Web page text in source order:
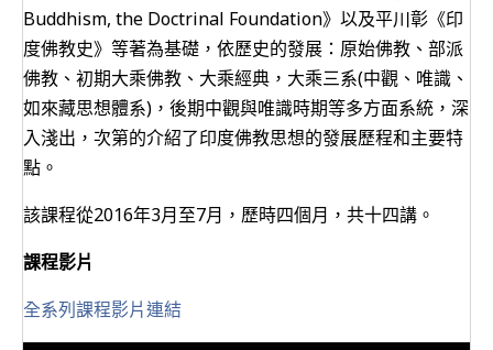
Buddhism, the Doctrinal Foundation》以及平川彰《印
度佛教史》等著為基礎，依歷史的發展：原始佛教、部派
佛教、初期大乘佛教、大乘經典，大乘三系(中觀、唯識、
如來藏思想體系)，後期中觀與唯識時期等多方面系統，深
入淺出，次第的介紹了印度佛教思想的發展歷程和主要特
點。
該課程從2016年3月至7月，歷時四個月，共十四講。
課程影片
全系列課程影片連結